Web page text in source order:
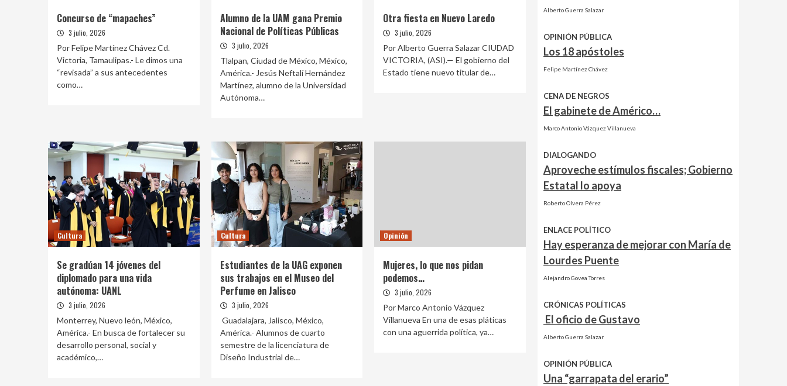
Concurso de “mapaches”
3 julio, 2026
Por Felipe Martínez Chávez Cd.
Victoria, Tamaulipas.- Le dimos una
“revisada” a sus antecedentes
como…
Alumno de la UAM gana Premio
Nacional de Políticas Públicas
3 julio, 2026
Tlalpan, Ciudad de México, México,
América.- Jesús Neftalí Hernández
Martínez, alumno de la Universidad
Autónoma…
Otra fiesta en Nuevo Laredo
3 julio, 2026
Por Alberto Guerra Salazar CIUDAD
VICTORIA, (ASI).— El gobierno del
Estado tiene nuevo titular de…
Cultura
Se gradúan 14 jóvenes del
diplomado para una vida
autónoma: UANL
3 julio, 2026
Monterrey, Nuevo león, México,
América.- En busca de fortalecer su
desarrollo personal, social y
académico,…
Cultura
Estudiantes de la UAG exponen
sus trabajos en el Museo del
Perfume en Jalisco
3 julio, 2026
Guadalajara, Jalisco, México,
América.- Alumnos de cuarto
semestre de la licenciatura de
Diseño Industrial de…
Opinión
Mujeres, lo que nos pidan
podemos…
3 julio, 2026
Por Marco Antonio Vázquez
Villanueva En una de esas pláticas
con una aguerrida política, ya…
Alberto Guerra Salazar
OPINIÓN PÚBLICA
Los 18 apóstoles
Felipe Martínez Chávez
CENA DE NEGROS
El gabinete de Américo…
Marco Antonio Vázquez Villanueva
DIALOGANDO
Aproveche estímulos fiscales; Gobierno
Estatal lo apoya
Roberto Olvera Pérez
ENLACE POLÍTICO
Hay esperanza de mejorar con María de
Lourdes Puente
Alejandro Govea Torres
CRÓNICAS POLÍTICAS
El oficio de Gustavo
Alberto Guerra Salazar
OPINIÓN PÚBLICA
Una “garrapata del erario”